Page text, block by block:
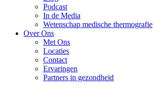
Podcast
In de Media
Wetenschap medische thermografie
Over Ons
Met Ons
Locaties
Contact
Ervaringen
Partners in gezondheid